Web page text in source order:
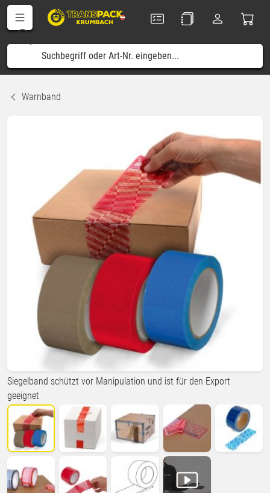
Warnband
Siegelband schützt vor Manipulation und ist für den Export
geeignet